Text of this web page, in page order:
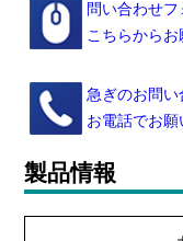
問い合わせフ
こちらからお
急ぎのお問い
お電話でお
製品情報